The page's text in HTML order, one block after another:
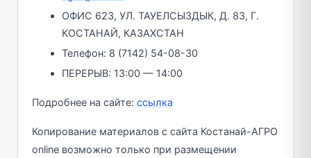
ОФИС 623, УЛ. ТАУЕЛСЫЗДЫК, Д. 83, Г.
КОСТАНАЙ, КАЗАХСТАН
Телефон: 8 (7142) 54-08-30
ПЕРЕРЫВ: 13:00 — 14:00
Подробнее на сайте: ссылка
Копирование материалов с сайта Костанай-АГРО
online возможно только при размещении